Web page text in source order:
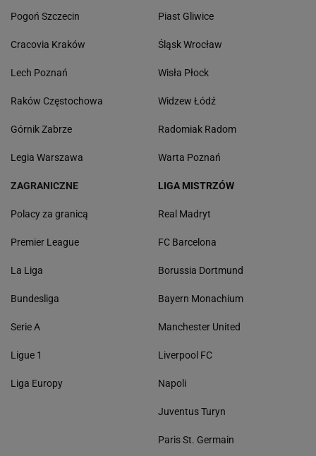
Pogoń Szczecin
Cracovia Kraków
Lech Poznań
Raków Częstochowa
Górnik Zabrze
Legia Warszawa
Piast Gliwice
Śląsk Wrocław
Wisła Płock
Widzew Łódź
Radomiak Radom
Warta Poznań
ZAGRANICZNE
Polacy za granicą
Premier League
La Liga
Bundesliga
Serie A
Ligue 1
Liga Europy
LIGA MISTRZÓW
Real Madryt
FC Barcelona
Borussia Dortmund
Bayern Monachium
Manchester United
Liverpool FC
Napoli
Juventus Turyn
Paris St. Germain